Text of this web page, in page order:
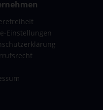
Einstellungen